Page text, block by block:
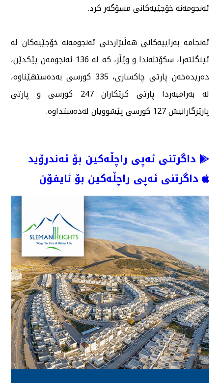
ئەنجومەنە خۆجێیەكانی مسۆگەر كرد.
ئەنجامە بەراییەكانی هەڵبژاردنی ئەنجومەنە خۆجێیەكان لە
ئینگلتەرا، سكۆتلەندا و وێڵز، كە لە 136 ئەنجومەن پێكدێن،
دەریدەخەن پارتی چاكسازی، 335 كورسی بەدەستهێناوە،
لە بەرامبەردا پارتی كرێكاران 247 كورسی و پارتی
پارێزگارانیش 127 كورسی پێشوویان لەدەستداوە.
داگرتنی ئەپی راچڵەکین بۆ ئەندرۆید
داگرتنی ئەپی راچڵەکین بۆ ئایفۆن